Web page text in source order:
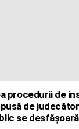
procedurii de
de
se